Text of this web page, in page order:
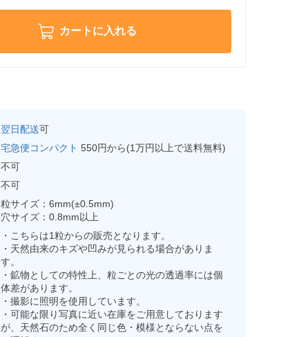
カートに入れる
翌日配送可
宅急便コンパクト 550円から(1万円以上で送料無料)
不可
不可
粒サイズ：6mm(±0.5mm)
穴サイズ：0.8mm以上
・こちらは1粒からの販売となります。
・天然由来のキズや凹みが見られる場合がありま
す。
・鉱物としての特性上、粒ごとの光の透過率には個
体差があります。
・撮影に照明を使用しています。
・可能な限り写真に近い在庫をご用意しております
が、天然石のため全く同じ色・模様とならない点を